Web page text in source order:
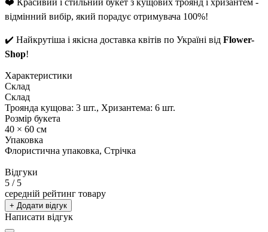
відмінний вибір, який порадує отримувача 100%!
✔️ Найкрутіша і якісна доставка квітів по Україні від Flower-
Shop!
Характеристики
Склад
Склад
Троянда кущова: 3 шт., Хризантема: 6 шт.
Розмір букета
40 × 60 см
Упаковка
Флористична упаковка, Стрічка
Відгуки
5 / 5
середній рейтинг товару
+ Додати відгук
Написати відгук